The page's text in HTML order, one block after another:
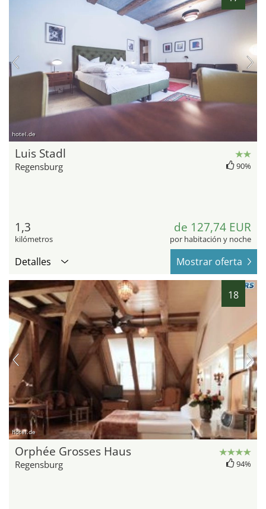
hotel.de
Luis Stadl
Regensburg 90%
1,3
kilómetros
de 127,74 EUR
por habitación y noche
Detalles Mostrar oferta
18
hotel.de
Orphée Grosses Haus
Regensburg 94%